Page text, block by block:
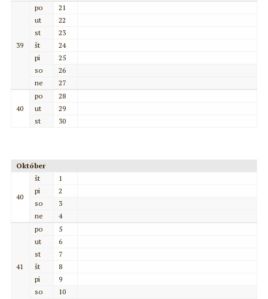
39
po
21
ut
22
st
23
št
24
pi
25
so
26
ne
27
40
po
28
ut
29
st
30
Október
40
št
1
pi
2
so
3
ne
4
41
po
5
ut
6
st
7
št
8
pi
9
so
10